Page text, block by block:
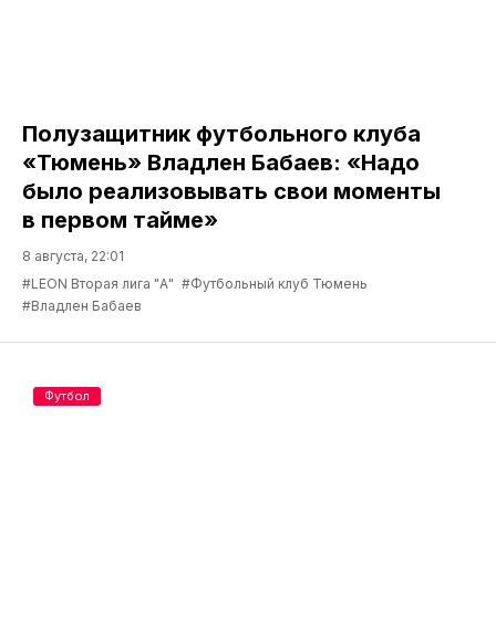
Полузащитник футбольного клуба
«Тюмень» Владлен Бабаев: «Надо
было реализовывать свои моменты
в первом тайме»
8 августа, 22:01
#LEON Вторая лига "А" #Футбольный клуб Тюмень
#Владлен Бабаев
Футбол